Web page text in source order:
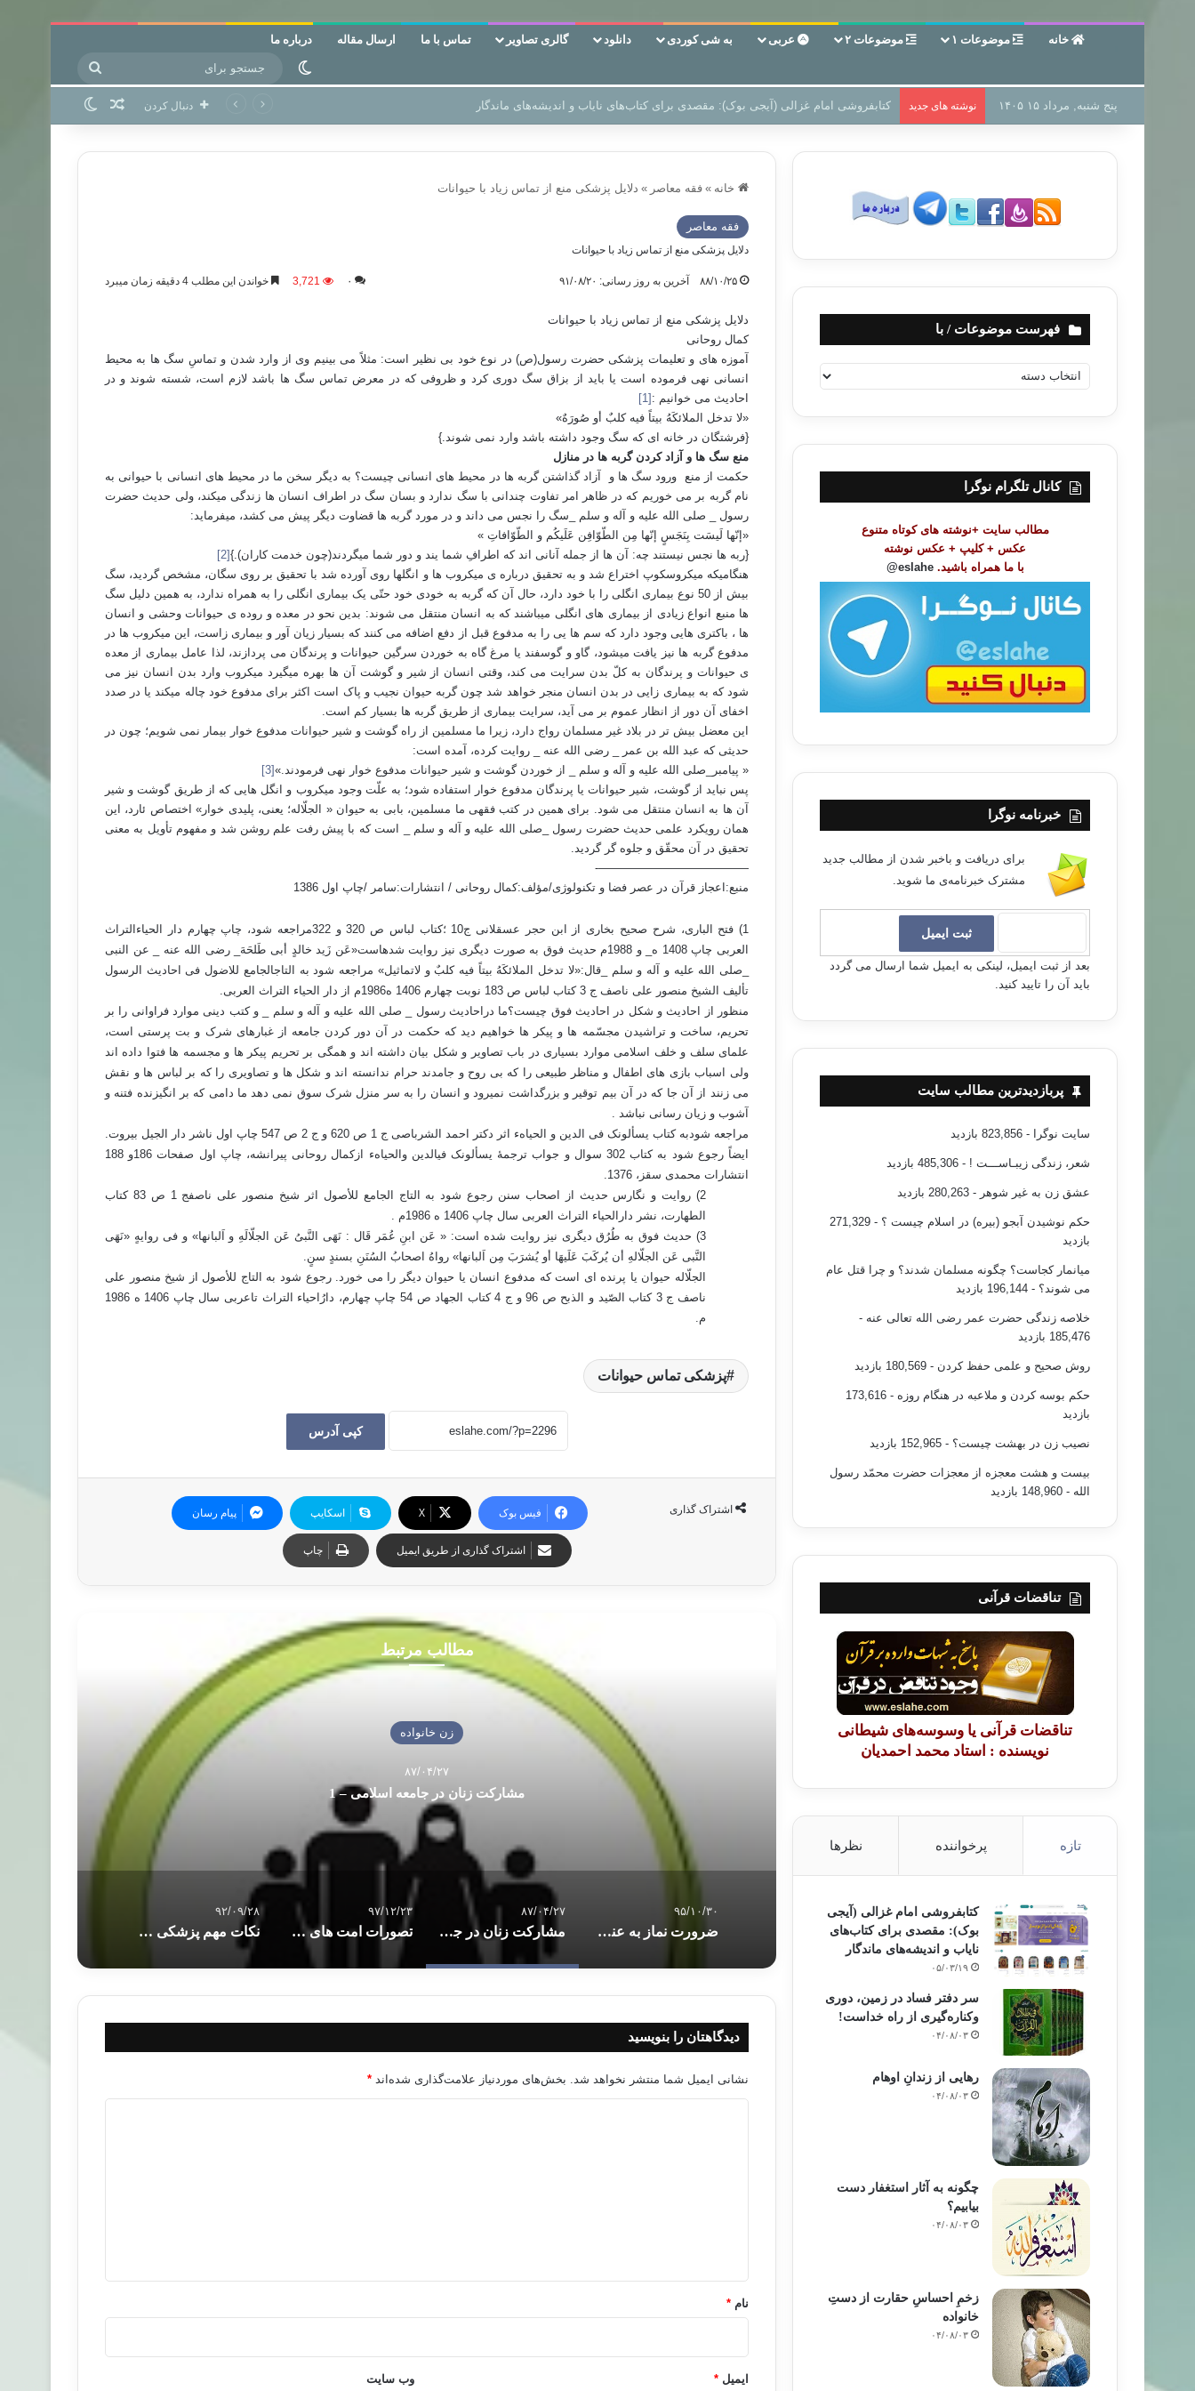
خانه موضوعات ۱ موضوعات ۲ عربی به شی کوردی دانلود گالری تصاویر تماس با ما ارسال مقاله درباره ما
تغییر پوسته
برای پنج شنبه, مرداد ۱۵ ۱۴۰۵ نوشته های جدید سر دفتر فساد در زمین‌، دوری وکناره‌گیری از راه خداست‌! دنبال کردن نوشته تصادفی
خانه » فقه معاصر » دلایل پزشکی منع از تماس زیاد با حیوانات
فقه معاصر
دلایل پزشکی منع از تماس زیاد با حیوانات
۸۸/۱۰/۲۵ آخرین به روز رسانی: ۹۱/۰۸/۲۰ ۰ 3,721 خواندن این مطلب 4 دقیقه زمان میبرد
دلایل پزشکی منع از تماس زیاد با حیوانات
کمال روحانی
آموزه های و تعلیمات پزشکی حضرت رسول(ص) در نوع خود بی نظیر است: مثلاً می بینیم وی از وارد شدن و تماسِ سگ ها به محیط
انسانی نهی فرموده است یا باید از بزاق سگ دوری کرد و ظروفی که در معرض تماس سگ ها باشد لازم است، شسته شوند و در
احادیث می خوانیم : [1]
«لا تدخل الملائکَهُ بیتاً فیه کلبٌ أو صُورَهٌ»
{فرشتگان در خانه ای که سگ وجود داشته باشد وارد نمی شوند.}
منع سگ ها و آزاد کردن گربه ها در منازل
حکمت از منع ورود سگ ها و آزاد گذاشتن گربه ها در محیط های انسانی چیست؟ به دیگر سخن ما در محیط های انسانی با حیوانی به
نام گربه بر می خوریم که در ظاهر امر تفاوت چندانی با سگ ندارد و بسان سگ در اطراف انسان ها زندگی میکند، ولی حدیث حضرت
رسول _ صلی الله علیه و آله و سلم _سگ را نجس می داند و در مورد گربه ها قضاوت دیگر پیش می کشد، میفرماید:
«إنّها لَیسَت بِنَجَسٍ إنّها مِن الطّوّافِن عَلَیکُم و الطّوّافاتِ »
{ربه ها نجس نیستند چه: آن ها از جمله آنانی اند که اطرافِ شما یند و دور شما میگردند(چون خدمت کاران).}[2]
هنگامیکه میکروسکوپ اختراع شد و به تحقیق درباره ی میکروب ها و انگلها روی آورده شد با تحقیق بر روی سگان، مشخص گردید، سگ
بیش از 50 نوع بیماری انگلی را با خود دارد، حال آن که گربه به خودی خود حتّی یک بیماری انگلی را به همراه ندارد، به همین دلیل سگ
ها منبع انواع زیادی از بیماری های انگلی میباشند که به انسان منتقل می شوند: بدین نحو در معده و روده ی حیوانات وحشی و انسان
ها ، باکتری هایی وجود دارد که سم ها یی را به مدفوع قبل از دفع اضافه می کنند که بسیار زیان آور و بیماری زاست، این میکروب ها در
مدفوع گربه ها نیز یافت میشود، گاو و گوسفند یا مرغ گاه به خوردن سرگین حیوانات و پرندگان می پردازند، لذا عامل بیماری از معده
ی حیوانات و پرندگان به کلّ بدن سرایت می کند، وقتی انسان از شیر و گوشت آن ها بهره میگیرد میکروب وارد بدن انسان نیز می
شود که به بیماری زایی در بدن انسان منجر خواهد شد چون گربه حیوان نجیب و پاک است اکثر برای مدفوع خود چاله میکند یا در صدد
اخفای آن دور از انظار عموم بر می آید، سرایت بیماری از طریق گربه ها بسیار کم است.
این معضل بیش تر در بلاد غیر مسلمان رواج دارد، زیرا ما مسلمین از راه گوشت و شیر حیوانات مدفوع خوار بیمار نمی شویم؛ چون در
حدیثی که عبد الله بن عمر
_ رضی الله عنه _ روایت کرده، آمده است:
« پیامبر_صلی الله علیه و آله و سلم _ از خوردن گوشت و شیر حیوانات مدفوع خوار نهی فرمودند.»[3]
پس نباید از گوشت، شیر حیوانات یا پرندگان مدفوع خوار استفاده شود؛ به علّت وجود میکروب و انگل هایی که از طریق گوشت و شیر
آن ها به انسان منتقل می شود. برای همین در کتب فقهی ما مسلمین، بابی به حیوان « الجلّاله؛ یعنی، پلیدی خوار» اختصاص ئارد، این
همان رویکرد علمی حدیث حضرت رسول _صلی الله علیه و آله و سلم _ است که با پیش رفت علم روشن شد و مفهوم تأویل به معنی
تحقیق در آن محقّق و جلوه گر گردید.
—————————————-
منبع:اعجاز قرآن در عصر فضا و تکنولوژی/مؤلف:کمال روحانی / انتشارات:سامر /چاپ اول 1386
1)
فتح الباری، شرح صحیح بخاری از ابن حجر عسقلانی ج10 ؛کتاب لباس ص 320 و 322مراجعه شود، چاپ چهارم دار الحیاءالتراث
العربی چاپ 1408 ه_ و 1988م حدیث فوق به صورت دیگری نیز روایت شدهاست«عَن زَید خالدٍ أبی طَلحَهَ_ رضی الله عنه _ عن النبی
_صلی الله علیه و آله و سلم _قال:«لا تدخل الملائکَهُ بیتاً فیه کلبٌ و لاتماثیل» مراجعه شود به التاجالجامع للاضول فی احادیث الرسول
تألیف الشیخ منصور علی ناصف ج 3 کتاب لباس ص 183 نوبت چهارم 1406 ه1986م از دار الحیاء التراث العربی.
منظور از احادیث و شکل در احادیث فوق چیست؟ما دراحادیث رسول _ صلی الله علیه و آله و سلم _ و کتب دینی موارد فراوانی را بر
تحریم، ساخت و تراشیدن مجسّمه ها و پیکر ها خواهیم دید که حکمت در آن دور کردن جامعه از غبارهای شرک و بت پرستی است،
علمای سلف و خلف اسلامی موارد بسیاری در باب تصاویر و شکل بیان داشته اند و همگی بر تحریم پیکر ها و مجسمه ها فتوا داده اند
ولی اسباب بازی های اطفال و مناظر طبیعی را که بی روح و جامدند حرام ندانسته اند و شکل ها و تصاویری را که بر لباس ها و نقش
می زنند از آن جا که در آن بیم توقیر و بزرگداشت نمیرود و انسان را به سر منزل شرک سوق نمی دهد ما دامی که بر انگیزنده فتنه و
آشوب و زیان رسانی نباشد .
مراجعه شودبه کتاب یسألونک فی الدین و الحیاهء اثر دکتر احمد الشرباصی ج 1 ص 620 و ج 2 ص 547 چاپ اول ناشر دار الجیل بیروت.
ایضاً رجوع شود به کتاب 302 سوال و جواب ترجمۀ یسألونک فیالدین والحیاهء ازکمال روحانی پیرانشه، چاپ اول صفحات 186و 188
انتشارات محمدی سقز، 1376.
2) روایت و نگارس حدیث از اصحاب سنن رجوع شود به التاج الجامع للأصول اثر شیخ منصور علی ناصفج 1 ص 83 کتاب
الطهارت، نشر دارالحیاء التراث العربی سال چاپ 1406 ه 1986م .
3) حدیث فوق به طُرُق دیگری نیز روایت شده است: « عَن ابنِ عُمَر قَال : نَهَی النَّبیُ عَن الجلّالَهِ و اَلبانها» و فی روایهٍ «نَهَی
النَّبی عَن الجلّالهِ أن یُرکَبَ عَلَیهَا أو یُشرَبَ مِن اَلبانها» رواهُ اصحابُ السُنَنِ بسندٍ سنٍ.
الجلّاله حیوان یا پرنده ای است که مدفوع انسان یا حیوان دیگر را می خورد. رجوع شود به التاج للأصول از شیخ منصور علی
ناصف ج 3 کتاب الصّید و الذبح ص 96 و ج 4 کتاب الجهاد ص 54 چاپ چهارم، دارُاحیاء التراث تاعربی سال چاپ 1406 ه 1986
م.
پزشکی تماس حیوانات
کپی آدرس
اشتراک گذاری فیس بوک X اسکایپ پیام رسان
اشتراک گذاری از طریق ایمیل چاپ
مطالب مرتبط
زن خانواده
۸۷/۰۴/۲۷
مشارکت زنان در جامعه اسلامی – 1
۹۵/۱۰/۳۰
ضرورت نماز به عنوان یک نیاز و فضیلت نماز
۸۷/۰۴/۲۷
مشارکت زنان در جامعه اسلامی – 1
۹۷/۱۲/۲۳
تصورات امت های دیگر در مورد مفهوم رب قوم نوح، صالح، ابراهیم، لوط، شعیب
۹۲/۰۹/۲۸
نکات مهم پزشکی هنگام استفاده از کامپیوتر و تبلیت
دیدگاهتان را بنویسید
نشانی ایمیل شما منتشر نخواهد شد. بخش‌های موردنیاز علامت‌گذاری شده‌اند *
نام *
ایمیل * وب‌ سایت
فهرست موضوعات / با
ه
ت
ض
کانال تلگرام نوگرا
مطالب سایت +نوشته های کوتاه متنوع
عکس + کلیپ + عکس نوشته
با ما همراه باشید. eslahe@
خبرنامه نوگرا
برای دریافت و باخبر شدن از مطالب جدید
مشترک خبرنامه‌ی ما شوید.
بعد از ثبت ایمیل، لینکی به ایمیل شما ارسال می گردد
باید آن را تایید کنید.
پربازدیدترین مطالب سایت
سایت نوگرا - 823,856 بازدید
شعر، زندگی زیبـاســـت ! - 485,306 بازدید
عشق زن به غیر شوهر - 280,263 بازدید
حکم نوشیدن آبجو (بیره) در اسلام چیست ؟
- 271,329
بازدید
میانمار کجاست؟ چگونه مسلمان شدند؟ و چرا قتل عام
می شوند؟ - 196,144 بازدید
خلاصه زندگی حضرت عمر رضی الله تعالی عنه -
185,476 بازدید
روش صحیح و علمی حفظ کردن - 180,569 بازدید
حکم بوسه کردن و ملاعبه در هنگام روزه
- 173,616
بازدید
نصیب زن در بهشت چیست؟ - 152,965 بازدید
بیست و هشت معجزه از معجزات حضرت محمّد رسول
الله - 148,960 بازدید
تناقضات قرآنی
تناقضات قرآنی یا وسوسه‌های شیطانی
نویسنده : استاد محمد احمدیان
تازه پرخواننده نظرها
کتابفروشی امام غزالی (آیجی
بوک): مقصدی برای کتاب‌های
نایاب و اندیشه‌های ماندگار
۰۵/۰۳/۱۹
سر دفتر فساد در زمین‌، دوری
وکناره‌گیری از راه خداست‌!
۰۴/۰۸/۰۳
رهایی از زندانِ اوهام
۰۴/۰۸/۰۳
چگونه به آثار استغفار دست
بیابیم؟
۰۴/۰۸/۰۳
زخمِ احساسِ حقارت از دستِ
خانواده
۰۴/۰۸/۰۳